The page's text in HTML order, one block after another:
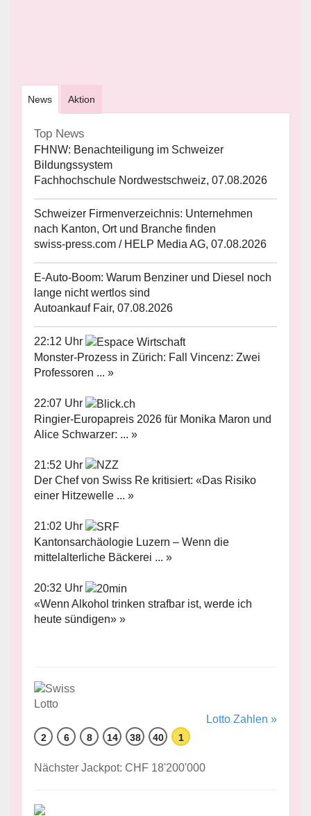
News Aktion
Top News
FHNW: Benachteiligung im Schweizer
Bildungssystem
Fachhochschule Nordwestschweiz, 07.08.2026
Schweizer Firmenverzeichnis: Unternehmen
nach Kanton, Ort und Branche finden
swiss-press.com / HELP Media AG, 07.08.2026
E-Auto-Boom: Warum Benziner und Diesel noch
lange nicht wertlos sind
Autoankauf Fair, 07.08.2026
22:12 Uhr
Monster-Prozess in Zürich: Fall Vincenz: Zwei
Professoren ... »
22:07 Uhr
Ringier-Europapreis 2026 für Monika Maron und
Alice Schwarzer: ... »
21:52 Uhr
Der Chef von Swiss Re kritisiert: «Das Risiko
einer Hitzewelle ... »
21:02 Uhr
Kantonsarchäologie Luzern – Wenn die
mittelalterliche Bäckerei ... »
20:32 Uhr
«Wenn Alkohol trinken strafbar ist, werde ich
heute sündigen» »
Lotto Zahlen »
2 6 8 14 38 40 1
Nächster Jackpot: CHF 18'200'000